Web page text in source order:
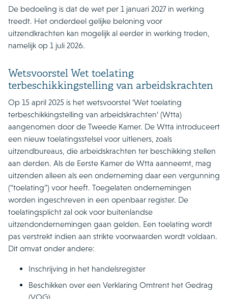
De bedoeling is dat de wet per 1 januari 2027 in werking
treedt. Het onderdeel gelijke beloning voor
uitzendkrachten kan mogelijk al eerder in werking treden,
namelijk op 1 juli 2026.
Wetsvoorstel Wet toelating
terbeschikkingstelling van arbeidskrachten
Op 15 april 2025 is het wetsvoorstel ‘Wet toelating
terbeschikkingstelling van arbeidskrachten’ (Wtta)
aangenomen door de Tweede Kamer. De Wtta introduceert
een nieuw toelatingsstelsel voor uitleners, zoals
uitzendbureaus, die arbeidskrachten ter beschikking stellen
aan derden. Als de Eerste Kamer de Wtta aanneemt, mag
uitzenden alleen als een onderneming daar een vergunning
(“toelating”) voor heeft. Toegelaten ondernemingen
worden ingeschreven in een openbaar register. De
toelatingsplicht zal ook voor buitenlandse
uitzendondernemingen gaan gelden. Een toelating wordt
pas verstrekt indien aan strikte voorwaarden wordt voldaan.
Dit omvat onder andere:
Inschrijving in het handelsregister
Beschikken over een Verklaring Omtrent het Gedrag